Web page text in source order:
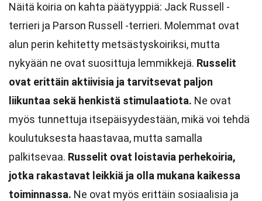
Näitä koiria on kahta päätyyppiä: Jack Russell -
terrieri ja Parson Russell -terrieri. Molemmat ovat
alun perin kehitetty metsästyskoiriksi, mutta
nykyään ne ovat suosittuja lemmikkejä. Russelit
ovat erittäin aktiivisia ja tarvitsevat paljon
liikuntaa sekä henkistä stimulaatiota. Ne ovat
myös tunnettuja itsepäisyydestään, mikä voi tehdä
koulutuksesta haastavaa, mutta samalla
palkitsevaa. Russelit ovat loistavia perhekoiria,
jotka rakastavat leikkiä ja olla mukana kaikessa
toiminnassa. Ne ovat myös erittäin sosiaalisia ja